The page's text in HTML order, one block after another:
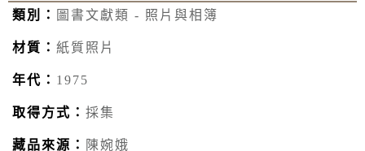
類別： 圖書文獻類 - 照片與相簿
材質： 紙質照片
年代： 1975
取得方式： 採集
藏品來源： 陳婉娥